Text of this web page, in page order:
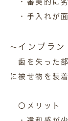
・審美的に劣
・手入れが面
～ インプラン
歯を失った部
に被せ物を装
〇メリット